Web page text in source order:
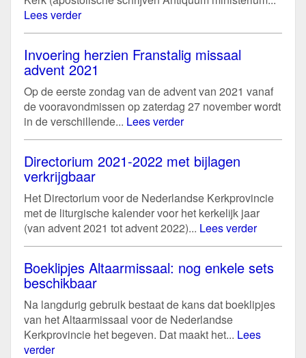
Lees verder
Invoering herzien Franstalig missaal
advent 2021
Op de eerste zondag van de advent van 2021 vanaf
de vooravondmissen op zaterdag 27 november wordt
in de verschillende... Lees verder
Directorium 2021-2022 met bijlagen
verkrijgbaar
Het Directorium voor de Nederlandse Kerkprovincie
met de liturgische kalender voor het kerkelijk jaar
(van advent 2021 tot advent 2022)... Lees verder
Boeklipjes Altaarmissaal: nog enkele sets
beschikbaar
Na langdurig gebruik bestaat de kans dat boeklipjes
van het Altaarmissaal voor de Nederlandse
Kerkprovincie het begeven. Dat maakt het... Lees
verder